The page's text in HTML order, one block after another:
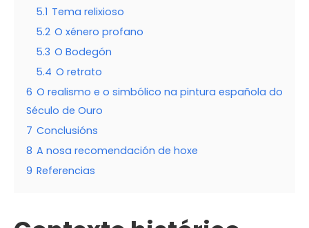
5.1 Tema relixioso
5.2 O xénero profano
5.3 O Bodegón
5.4 O retrato
6 O realismo e o simbólico na pintura española do
Século de Ouro
7 Conclusións
8 A nosa recomendación de hoxe
9 Referencias